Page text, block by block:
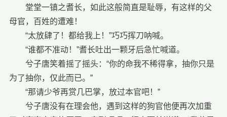
堂堂一镇之耆长，如此这般简直是耻辱，有这样的父
母官，百姓的遭难！
“太放肆了！都给我上！”巧巧挥刀呐喊。
“谁都不准动！”耆长吐出一颗牙后急忙喊道。
兮子唐笑着摇了摇头：“你的命我不稀得拿，抽你只是
为了抽你，仅此而已。”
“那请少爷再赏几巴掌，放过本官吧！”
兮子唐没有在理会他，遇到这样的狗官他便再次加重